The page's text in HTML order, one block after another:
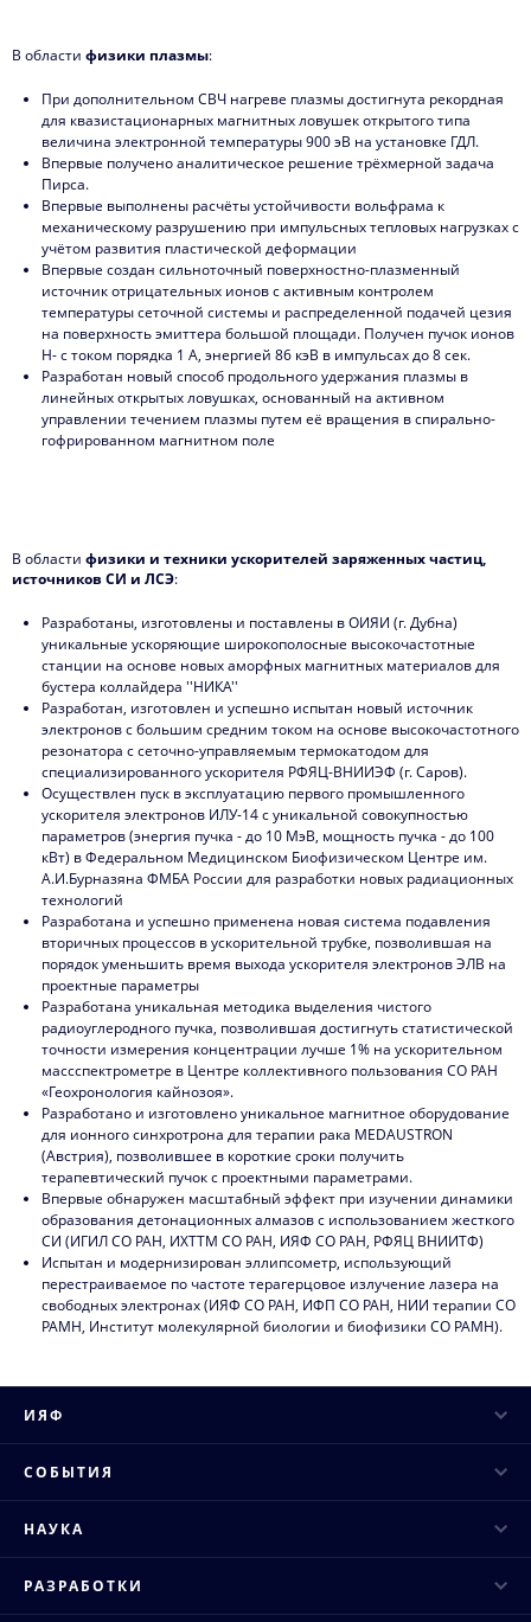
2009
В области физики плазмы:
При дополнительном СВЧ нагреве плазмы достигнута рекордная
для квазистационарных магнитных ловушек открытого типа
величина электронной температуры 900 эВ на установке ГДЛ.
Впервые получено аналитическое решение трёхмерной задача
Пирса.
Впервые выполнены расчёты устойчивости вольфрама к
механическому разрушению при импульсных тепловых нагрузках с
учётом развития пластической деформации
Впервые создан сильноточный поверхностно-плазменный
источник отрицательных ионов с активным контролем
температуры сеточной системы и распределенной подачей цезия
на поверхность эмиттера большой площади. Получен пучок ионов
H- с током порядка 1 А, энергией 86 кэВ в импульсах до 8 сек.
Разработан новый способ продольного удержания плазмы в
линейных открытых ловушках, основанный на активном
управлении течением плазмы путем её вращения в спирально-
гофрированном магнитном поле
В области физики и техники ускорителей заряженных частиц,
источников СИ и ЛСЭ:
Разработаны, изготовлены и поставлены в ОИЯИ (г. Дубна)
уникальные ускоряющие широкополосные высокочастотные
станции на основе новых аморфных магнитных материалов для
бустера коллайдера ''НИКА''
Разработан, изготовлен и успешно испытан новый источник
электронов с большим средним током на основе высокочастотного
резонатора с сеточно-управляемым термокатодом для
специализированного ускорителя РФЯЦ-ВНИИЭФ (г. Саров).
Осуществлен пуск в эксплуатацию первого промышленного
ускорителя электронов ИЛУ-14 с уникальной совокупностью
параметров (энергия пучка - до 10 МэВ, мощность пучка - до 100
кВт) в Федеральном Медицинском Биофизическом Центре им.
А.И.Бурназяна ФМБА России для разработки новых радиационных
технологий
Разработана и успешно применена новая система подавления
вторичных процессов в ускорительной трубке, позволившая на
порядок уменьшить время выхода ускорителя электронов ЭЛВ на
проектные параметры
Разработана уникальная методика выделения чистого
радиоуглеродного пучка, позволившая достигнуть статистической
точности измерения концентрации лучше 1% на ускорительном
массспектрометре в Центре коллективного пользования СО РАН
«Геохронология кайнозоя».
Разработано и изготовлено уникальное магнитное оборудование
для ионного синхротрона для терапии рака MEDAUSTRON
(Австрия), позволившее в короткие сроки получить
терапевтический пучок с проектными параметрами.
Впервые обнаружен масштабный эффект при изучении динамики
образования детонационных алмазов с использованием жесткого
СИ (ИГИЛ СО РАН, ИХТТМ СО РАН, ИЯФ СО РАН, РФЯЦ ВНИИТФ)
Испытан и модернизирован эллипсометр, использующий
перестраиваемое по частоте терагерцовое излучение лазера на
свободных электронах (ИЯФ СО РАН, ИФП СО РАН, НИИ терапии СО
РАМН, Институт молекулярной биологии и биофизики СО РАМН).
ИЯФ
Структура института
Публикации
СОБЫТИЯ
Научные сессии и совещания
НАУКА
РАЗРАБОТКИ